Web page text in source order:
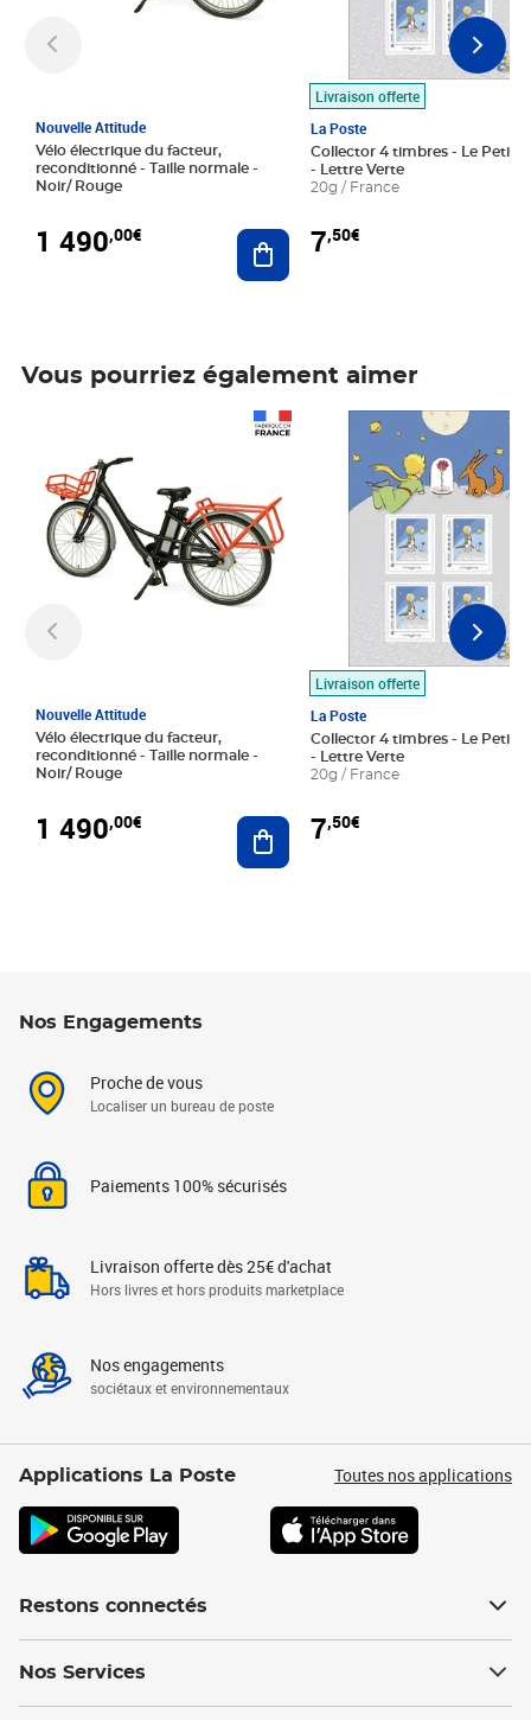
Nouvelle Attitude
Vélo électrique du facteur,
reconditionné - Taille normale -
Noir/ Rouge
1 490,00€ Ajouter au panier
Livraison offerte
La Poste
Collector 4 timbres - Le Petit
- Lettre Verte
20g / France
7,50€
Vous pourriez également aimer
Nouvelle Attitude
Vélo électrique du facteur,
reconditionné - Taille normale -
Noir/ Rouge
1 490,00€ Ajouter au panier
Livraison offerte
La Poste
Collector 4 timbres - Le Petit
- Lettre Verte
20g / France
7,50€
Prix 7,50€
Nos Engagements
Proche de vous
Localiser un bureau de poste
Paiements 100% sécurisés
Livraison offerte dès 25€ d'achat
Hors livres et hors produits marketplace
Nos engagements
sociétaux et environnementaux
Applications La Poste Toutes nos applications
Restons connectés
Nos Services